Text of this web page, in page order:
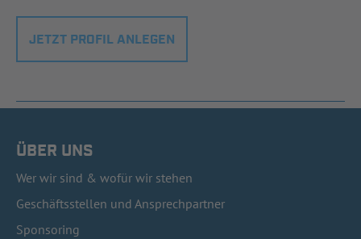
JETZT PROFIL ANLEGEN
ÜBER UNS
Wer wir sind & wofür wir stehen
Geschäftsstellen und Ansprechpartner
Sponsoring